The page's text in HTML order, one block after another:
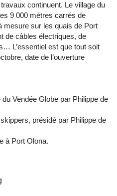
continuent. Le village du
9 000 mètres carrés de
mesure sur les quais de Port
de câbles électriques, de
L’essentiel est que tout soit
date de l’ouverture
Vendée Globe par Philippe de
présidé par Philippe de
à Port Olona.